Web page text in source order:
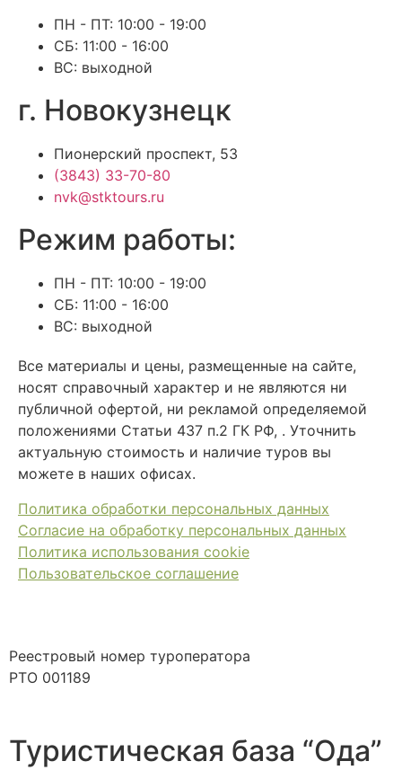
Реестровый номер туроператора
РТО 001189
ПН - ПТ: 10:00 - 19:00
СБ: 11:00 - 16:00
ВС: выходной
г. Новокузнецк
Пионерский проспект, 53
(3843) 33-70-80
nvk@stktours.ru
Режим работы:
ПН - ПТ: 10:00 - 19:00
СБ: 11:00 - 16:00
ВС: выходной
Все материалы и цены, размещенные на сайте,
носят справочный характер и не являются ни
публичной офертой, ни рекламой определяемой
положениями Статьи 437 п.2 ГК РФ, . Уточнить
актуальную стоимость и наличие туров вы
можете в наших офисах.
Политика обработки персональных данных
Согласие на обработку персональных данных
Политика использования cookie
Пользовательское соглашение
Туристическая база “Ода”